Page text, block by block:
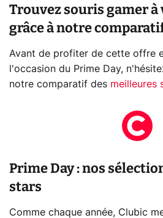
Trouvez souris gamer
grâce à notre
Avant de profiter de cette offre
l'occasion du Prime Day,
notre comparatif des meilleures
Prime Day : nos
stars
Comme chaque année, Clubic